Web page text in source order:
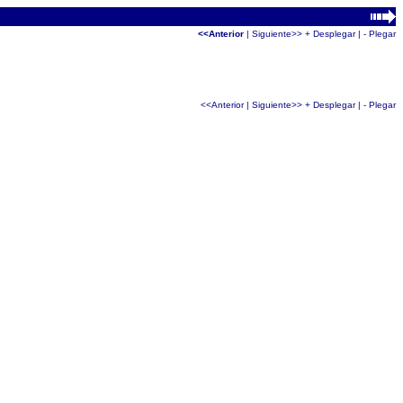
<<Anterior | Siguiente>> + Desplegar| - Plegar
<<Anterior| Siguiente>> + Desplegar| - Plegar